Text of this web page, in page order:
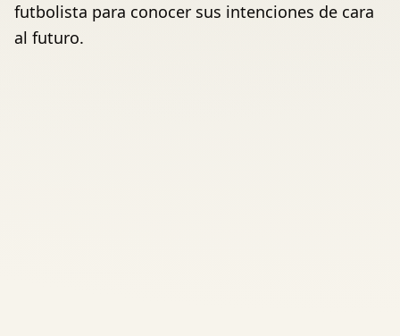
futbolista para conocer sus intenciones de cara
al futuro.